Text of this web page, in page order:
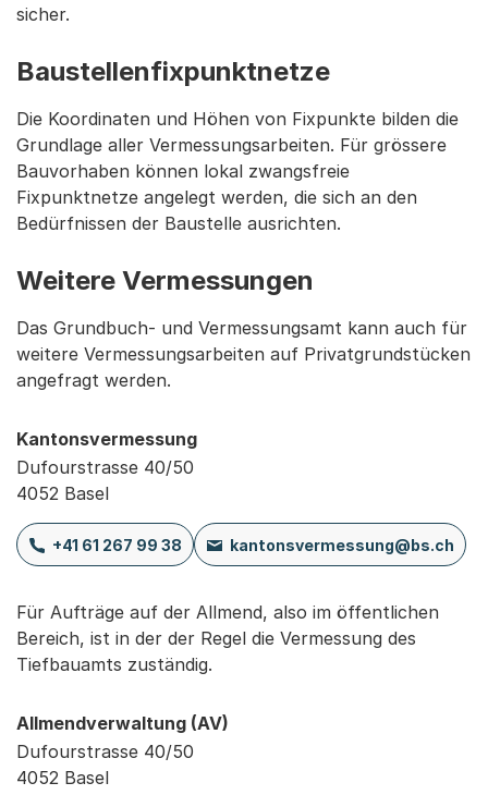
sicher.
Baustellenfixpunktnetze
Die Koordinaten und Höhen von Fixpunkte bilden die
Grundlage aller Vermessungsarbeiten. Für grössere
Bauvorhaben können lokal zwangsfreie
Fixpunktnetze angelegt werden, die sich an den
Bedürfnissen der Baustelle ausrichten.
Weitere Vermessungen
Das Grundbuch- und Vermessungsamt kann auch für
weitere Vermessungsarbeiten auf Privatgrundstücken
angefragt werden.
Kantonsvermessung
Dufourstrasse 40/50
4052 Basel
+41 61 267 99 38 kantonsvermessung@bs.ch
Für Aufträge auf der Allmend, also im öffentlichen
Bereich, ist in der der Regel die Vermessung des
Tiefbauamts zuständig.
Allmendverwaltung (AV)
Dufourstrasse 40/50
4052 Basel